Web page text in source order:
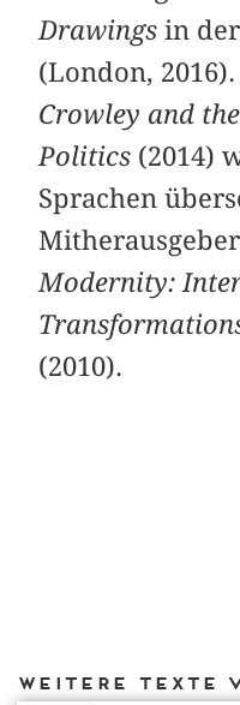
Drawings in
(London,
Crowley and
Politics (2014)
Sprachen
Modernity:
(2010).